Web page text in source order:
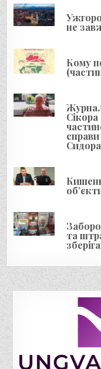
не
Кому
та